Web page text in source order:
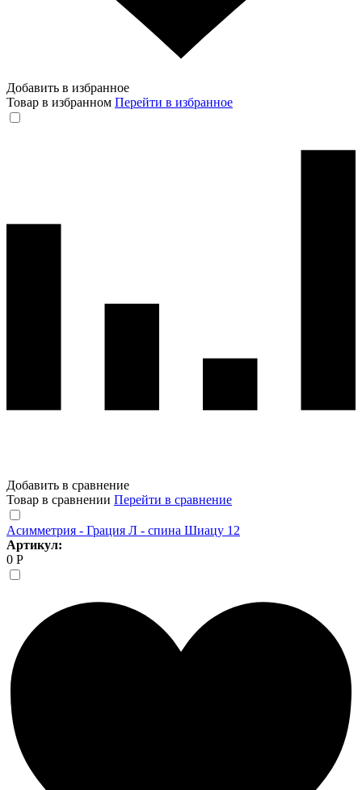
Добавить в избранное
Товар в избранном Перейти в избранное
Добавить в сравнение
Товар в сравнении Перейти в сравнение
Асимметрия - Грация Л - спина Шиацу 12
Артикул:
0 Р